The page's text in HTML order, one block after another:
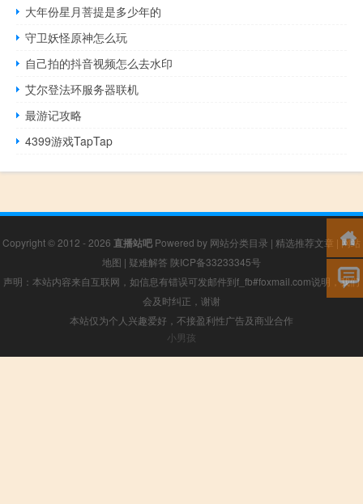
大年份星月菩提是多少年的
守卫妖怪原神怎么玩
自己拍的抖音视频怎么去水印
艾尔登法环服务器联机
最游记攻略
4399游戏TapTap
Copyright © 2012 - 2026 直播站吧 Powered by 网站分类目录 | 精选推荐文章 |网站
地图 | 疑难解答 陕ICP备33233345号
声明：本站内容来自互联网，如信息有错误可发邮件到f_fb#foxmail.com说明，我们
会及时纠正，谢谢
本站仅为个人兴趣爱好，不接盈利性广告及商业合作
小男孩